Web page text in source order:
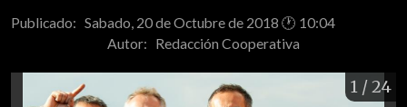
Publicado: Sabado, 20 de Octubre de 2018 🕐 10:04
Autor: Redacción Cooperativa
1 / 24